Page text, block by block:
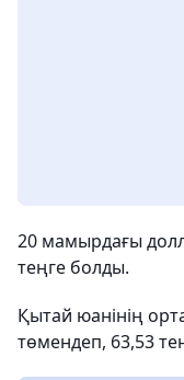
20 мамырдағы
теңге болды.
Қытай юанінің
төмендеп, 63,53